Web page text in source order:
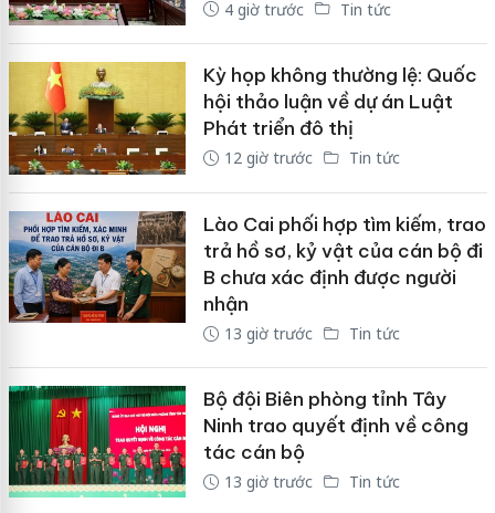
4 giờ trước Tin tức
Kỳ họp không thường lệ: Quốc
hội thảo luận về dự án Luật
Phát triển đô thị
12 giờ trước Tin tức
Lào Cai phối hợp tìm kiếm, trao
trả hồ sơ, kỷ vật của cán bộ đi
B chưa xác định được người
nhận
13 giờ trước Tin tức
Bộ đội Biên phòng tỉnh Tây
Ninh trao quyết định về công
tác cán bộ
13 giờ trước Tin tức